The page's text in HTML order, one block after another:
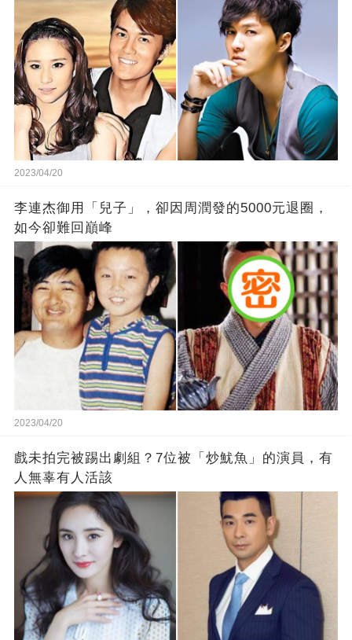
2023/04/20
李連杰御用「兒子」，卻因周潤發的5000元退圈，
如今卻難回巔峰
2023/04/20
戲未拍完被踢出劇組？7位被「炒魷魚」的演員，有
人無辜有人活該